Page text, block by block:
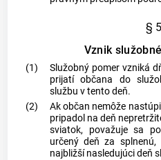
§ 5
Vznik
(1)
Služobný pomer vzniká
prijatí občana do
službu v tento deň.
(2)
Ak občan nemôže
pripadol na deň
sviatok, považuje sa
určený deň za
najbližší nasledujúci deň